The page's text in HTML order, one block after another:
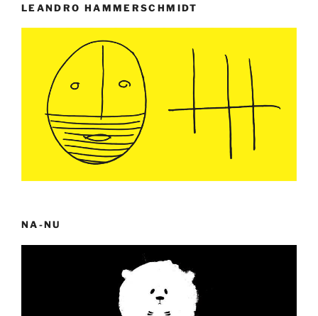
LEANDRO HAMMERSCHMIDT
NA-NU